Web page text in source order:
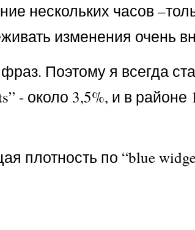
нескольких часов
изменения очень
Поэтому я всегда
- около 3,5%, и в районе
плотность по “blue